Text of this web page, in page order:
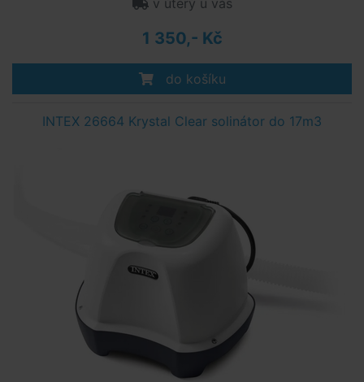
v úterý u vás
1 350,- Kč
do košíku
INTEX 26664 Krystal Clear solinátor do 17m3